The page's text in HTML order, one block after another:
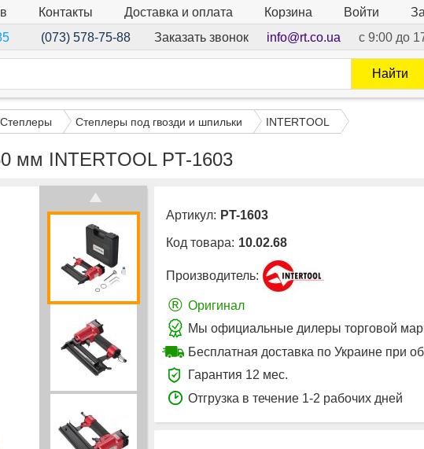
Контакты Доставка и оплата Корзина Войти
(073) 578-75-88 Заказать звонок info@rt.co.ua с 9:00 до
Найти
Степлеры Степлеры под гвозди и шпильки INTERTOOL
мм INTERTOOL PT-1603
Артикул: PT-1603
Код товара: 10.02.68
Производитель:
® Оригинал
Мы официальные дилеры торговой
Бесплатная доставка по Украине при
Гарантия 12 мес.
Отгрузка в течение 1-2 рабочих дней